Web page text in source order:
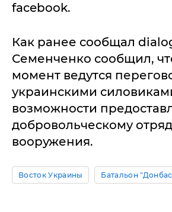
facebook.
Как ранее сообщал
Семенченко сообщил,
момент ведутся
украинскими
возможности
добровольческому
вооружения.
Восток Украины Батальон